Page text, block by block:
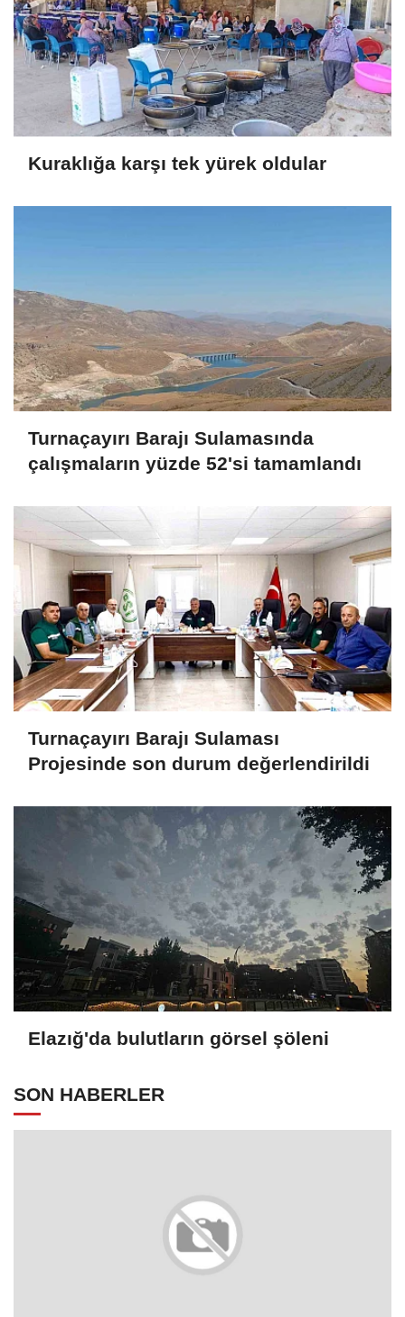
Kuraklığa karşı tek yürek oldular
Turnaçayırı Barajı Sulamasında
çalışmaların yüzde 52'si tamamlandı
Turnaçayırı Barajı Sulaması
Projesinde son durum değerlendirildi
Elazığ'da bulutların görsel şöleni
SON HABERLER